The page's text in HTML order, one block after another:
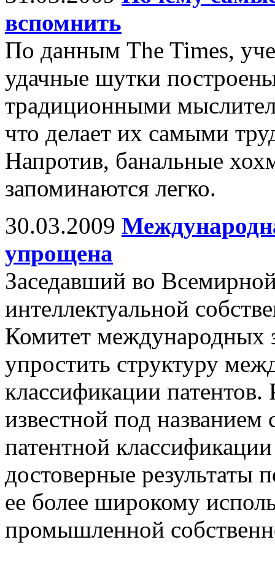
вспомнить
По данным The Times,
удачные шутки
традиционными
что делает их самыми
Напротив, банальные
запоминаются легко.
30.03.2009
упрощена
Заседавший во
интеллектуальной
Комитет международных
упростить структуру
классификации
известной под
патентной
достоверные результаты
ее более широкому
промышленной